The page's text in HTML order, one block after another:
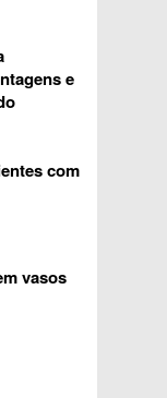
e
com
vasos